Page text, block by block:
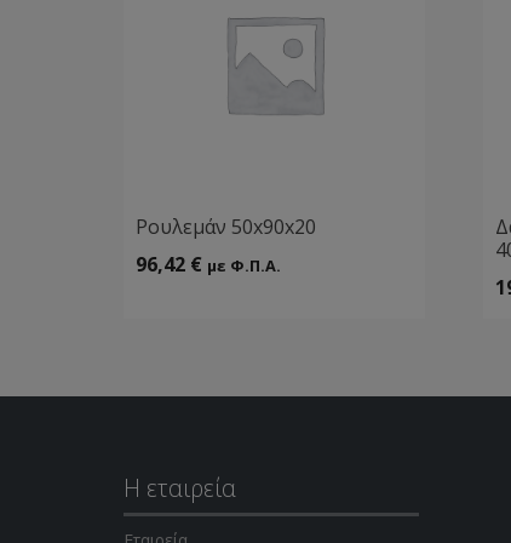
Ρουλεμάν 50x90x20
96,42 € με Φ.Π.Α.
Η εταιρεία